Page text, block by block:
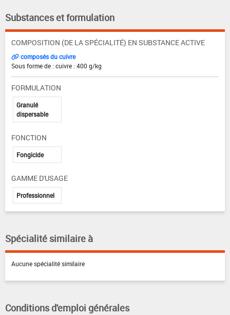
Substances et formulation
COMPOSITION (DE LA SPÉCIALITÉ) EN SUBSTANCE ACTIVE
composés du cuivre
Sous forme de : cuivre : 400 g/kg
FORMULATION
Granulé
dispersable
FONCTION
Fongicide
GAMME D'USAGE
Professionnel
Spécialité similaire à
Aucune spécialité similaire
Conditions d'emploi générales